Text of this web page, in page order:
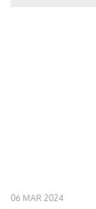
06 MAR 2024